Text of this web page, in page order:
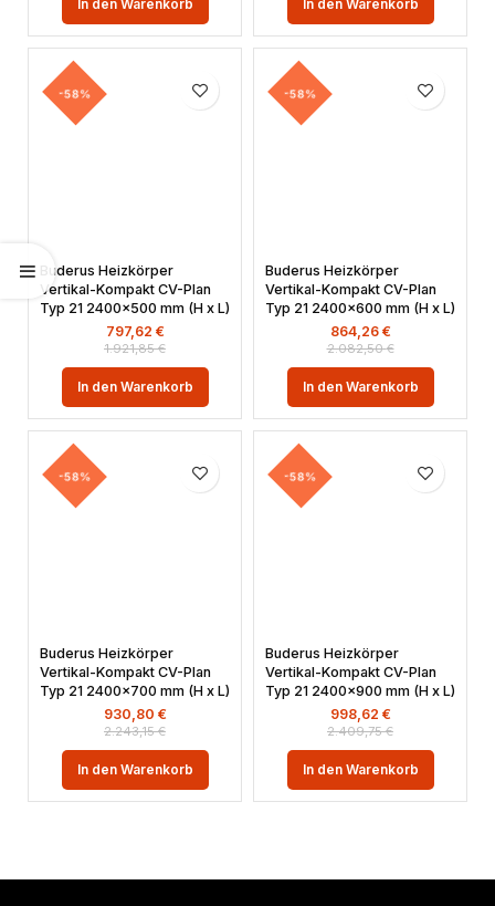
In den Warenkorb In den Warenkorb
-58%
Buderus Heizkörper
Vertikal-Kompakt CV-Plan
Typ 21 2400×500 mm (H x L)
1.921,85€
797,62 €
In den Warenkorb
-58%
Buderus Heizkörper
Vertikal-Kompakt CV-Plan
Typ 21 2400×600 mm (H x L)
2.082,50€
864,26 €
In den Warenkorb
-58%
Buderus Heizkörper
Vertikal-Kompakt CV-Plan
Typ 21 2400×700 mm (H x L)
2.243,15€
930,80 €
In den Warenkorb
-58%
Buderus Heizkörper
Vertikal-Kompakt CV-Plan
Typ 21 2400×900 mm (H x L)
2.409,75€
998,62 €
In den Warenkorb